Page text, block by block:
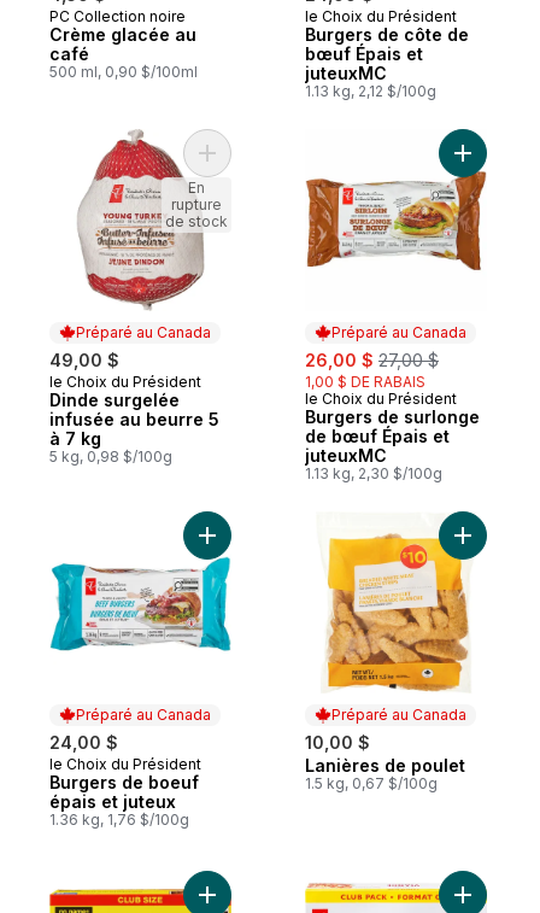
Préparé au Canada
PC Collection noire
Crème glacée au
café
500 ml, 0,90 $/100ml
Préparé au Canada
le Choix du Président
Burgers de côte de
bœuf Épais et
juteuxMC
1.13 kg, 2,12 $/100g
Préparé au Canada
49,00 $
Préparé au Canada
le Choix du Président
Dinde surgelée
infusée au beurre 5
à 7 kg
5 kg, 0,98 $/100g
Ajouter Dinde surgelée infusée au
En
rupture
de stock
Préparé au Canada
sale:
26,00 $ , formerly:
27,00 $
1,00 $ DE RABAIS
Préparé au Canada
le Choix du Président
Burgers de surlonge
de bœuf Épais et
juteuxMC
1.13 kg, 2,30 $/100g
Ajouter
Préparé au Canada
24,00 $
Préparé au Canada
le Choix du Président
Burgers de boeuf
épais et juteux
1.36 kg, 1,76 $/100g
Ajouter Burgers de boeuf épais et juteux
Préparé au Canada
10,00 $
Préparé au Canada
Lanières de poulet
1.5 kg, 0,67 $/100g
Ajouter
Ajouter Sandwiches à la crème glacée à
Ajouter